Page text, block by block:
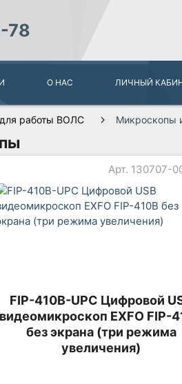
78
О НАС ЛИЧНЫЙ
работы ВОЛС Микроскопы
Арт. 130707-
FIP-410B-UPC Цифровой
видеомикроскоп EXFO FIP-
без экрана (три режима
увеличения)